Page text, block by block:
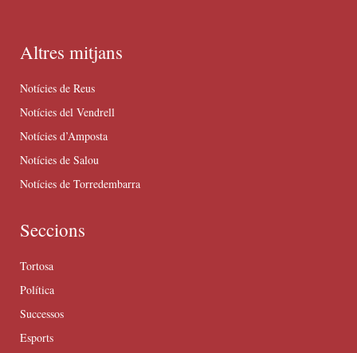
Altres mitjans
Notícies de Reus
Notícies del Vendrell
Notícies d’Amposta
Notícies de Salou
Notícies de Torredembarra
Seccions
Tortosa
Política
Successos
Esports